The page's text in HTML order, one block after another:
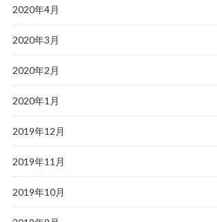
2020年4月
2020年3月
2020年2月
2020年1月
2019年12月
2019年11月
2019年10月